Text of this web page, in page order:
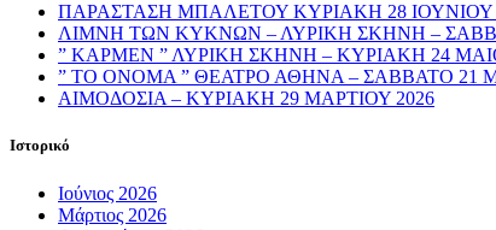
ΠΑΡΑΣΤΑΣΗ ΜΠΑΛΕΤΟΥ ΚΥΡΙΑΚΗ 28 ΙΟΥΝΙΟΥ
ΛΙΜΝΗ ΤΩΝ ΚΥΚΝΩΝ – ΛΥΡΙΚΗ ΣΚΗΝΗ –
” ΚΑΡΜΕΝ ” ΛΥΡΙΚΗ ΣΚΗΝΗ – ΚΥΡΙΑΚΗ 24
” ΤΟ ΟΝΟΜΑ ” ΘΕΑΤΡΟ ΑΘΗΝΑ – ΣΑΒΒΑΤΟ 21
ΑΙΜΟΔΟΣΙΑ – ΚΥΡΙΑΚΗ 29 ΜΑΡΤΙΟΥ 2026
Ιστορικό
Ιούνιος 2026
Μάρτιος 2026